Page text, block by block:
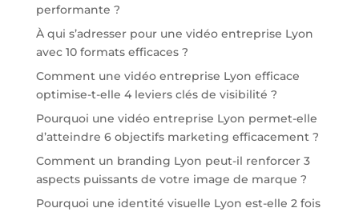
performante ?
À qui s’adresser pour une vidéo entreprise Lyon
avec 10 formats efficaces ?
Comment une vidéo entreprise Lyon efficace
optimise-t-elle 4 leviers clés de visibilité ?
Pourquoi une vidéo entreprise Lyon permet-elle
d’atteindre 6 objectifs marketing efficacement ?
Comment un branding Lyon peut-il renforcer 3
aspects puissants de votre image de marque ?
Pourquoi une identité visuelle Lyon est-elle 2 fois